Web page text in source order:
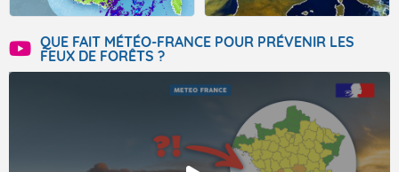
QUE FAIT MÉTÉO-FRANCE POUR PRÉVENIR LES
FEUX DE FORÊTS ?